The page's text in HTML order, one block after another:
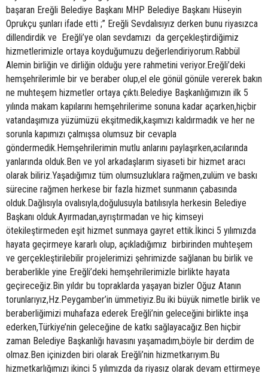
başaran Ereğli Belediye Başkanı MHP Belediye Başkanı Hüseyin
Oprukçu şunları ifade etti ;” Ereğli Sevdalısıyız derken bunu riyasızca
dillendirdik ve Ereğli’ye olan sevdamızı da gerçekleştirdiğimiz
hizmetlerimizle ortaya koyduğumuzu değerlendiriyorum.Rabbül
Alemin birliğin ve dirliğin olduğu yere rahmetini veriyor.Ereğli’deki
hemşehrilerimle bir ve beraber olup,el ele gönül gönüle vererek bakın
ne muhteşem hizmetler ortaya çıktı.Belediye Başkanlığımızın ilk 5
yılında makam kapılarını hemşehrilerime sonuna kadar açarken,hiçbir
vatandaşımıza yüzümüzü ekşitmedik,kaşımızı kaldırmadık ve her ne
sorunla kapımızı çalmışsa olumsuz bir cevapla
göndermedik.Hemşehrilerimin mutlu anlarını paylaşırken,acılarında
yanlarında olduk.Ben ve yol arkadaşlarım siyaseti bir hizmet aracı
olarak biliriz.Yaşadığımız tüm olumsuzluklara rağmen,zulüm ve baskı
sürecine rağmen herkese bir fazla hizmet sunmanın çabasında
olduk.Dağlısıyla ovalısıyla,doğulusuyla batılısıyla herkesin Belediye
Başkanı olduk.Ayırmadan,ayrıştırmadan ve hiç kimseyi
ötekileştirmeden eşit hizmet sunmaya gayret ettik.İkinci 5 yılımızda
hayata geçirmeye kararlı olup, açıkladığımız birbirinden muhteşem
ve gerçekleştirilebilir projelerimizi şehrimizde sağlanan bu birlik ve
beraberlikle yine Ereğli’deki hemşehrilerimizle birlikte hayata
geçireceğiz.Bin yıldır bu topraklarda yaşayan bizler Oğuz Atanın
torunlarıyız,Hz.Peygamber’in ümmetiyiz.Bu iki büyük nimetle birlik ve
beraberliğimizi muhafaza ederek Ereğli’nin geleceğini birlikte inşa
ederken,Türkiye’nin geleceğine de katkı sağlayacağız.Ben hiçbir
zaman Belediye Başkanlığı havasını yaşamadım,böyle bir derdim de
olmaz.Ben içinizden biri olarak Ereğli’nin hizmetkarıyım.Bu
hizmetkarlığımızı ikinci 5 yılımızda da riyasız olarak devam ettirmeye